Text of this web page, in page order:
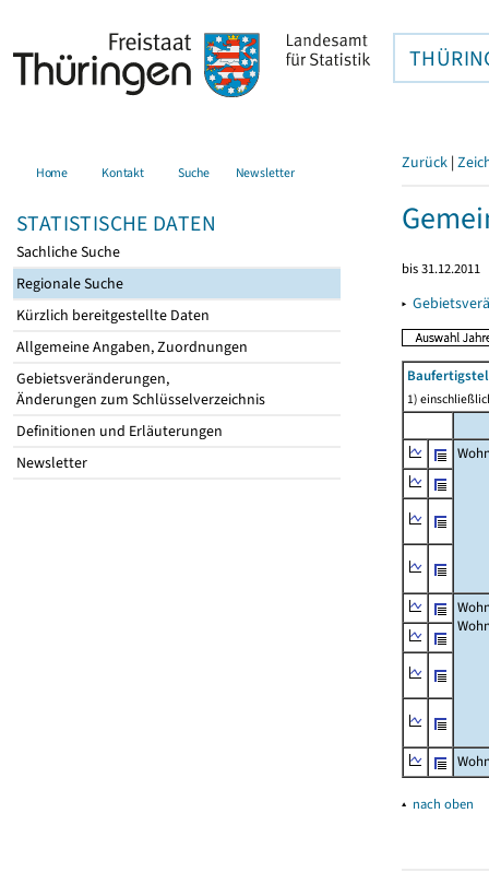
Home Kontakt Suche Newsletter
STATISTISCHE DATEN
Sachliche Suche
Regionale Suche
Kürzlich bereitgestellte Daten
Allgemeine Angaben, Zuordnungen
Gebietsveränderungen,
Änderungen zum Schlüsselverzeichnis
Definitionen und Erläuterungen
Newsletter
Zurück |
bis 31.12.2011
▸
1)
▴ nach oben